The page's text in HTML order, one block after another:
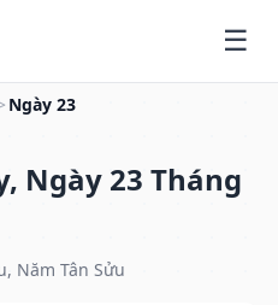
Ngày 23
Ngày 23 Tháng
Năm Tân Sửu